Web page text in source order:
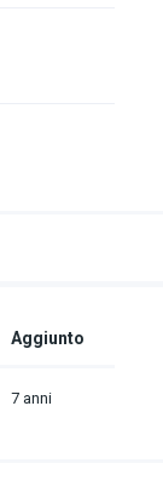
Aggiunto
7 anni